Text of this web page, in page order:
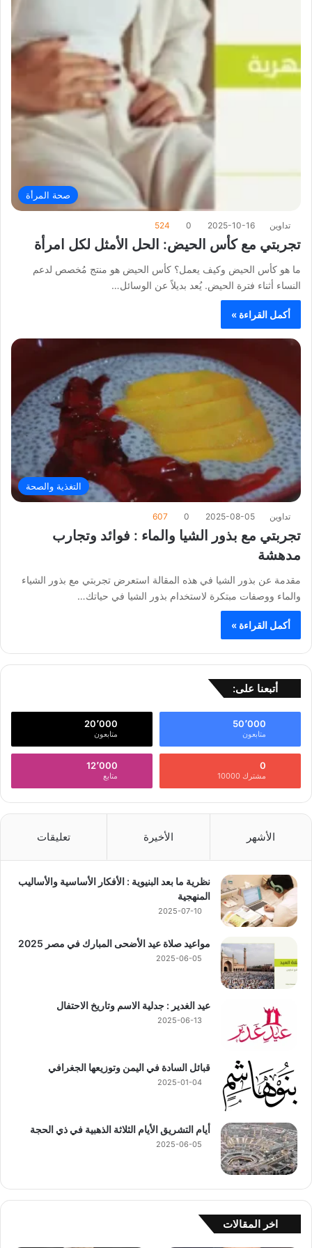
صحة المرأة
تداوين 2025-10-16
0
524
تجربتي مع كأس الحيض: الحل الأمثل لكل امرأة
ما هو كأس الحيض وكيف يعمل؟ كأس الحيض هو منتج مُخصص لدعم
النساء أثناء فترة الحيض. يُعد بديلاً عن الوسائل…
أكمل القراءة »
التغذية والصحة
تداوين 2025-08-05
0
607
تجربتي مع بذور الشيا والماء : فوائد وتجارب
مدهشة
مقدمة عن بذور الشيا في هذه المقالة استعرض تجربتي مع بذور الشياء
والماء ووصفات مبتكرة لاستخدام بذور الشيا في حياتك…
أكمل القراءة »
أتبعنا على:
50٬000
متابعون
20٬000
متابعون
0
مشترك 10000
12٬000
متابع
الأشهر الأخيرة تعليقات
نظرية ما بعد البنيوية : الأفكار الأساسية والأساليب
المنهجية
2025-07-10
مواعيد صلاة عيد الأضحى المبارك في مصر 2025
2025-06-05
عيد الغدير : جدلية الاسم وتاريخ الاحتفال
2025-06-13
قبائل السادة في اليمن وتوزيعها الجغرافي
2025-01-04
أيام التشريق الأيام الثلاثة الذهبية في ذي الحجة
2025-06-05
اخر المقالات